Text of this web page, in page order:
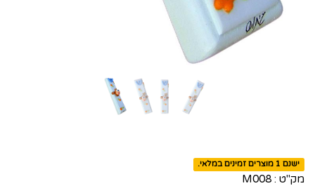
ישנם 1 מוצרים זמינים במלאי.
מק"ט : M008